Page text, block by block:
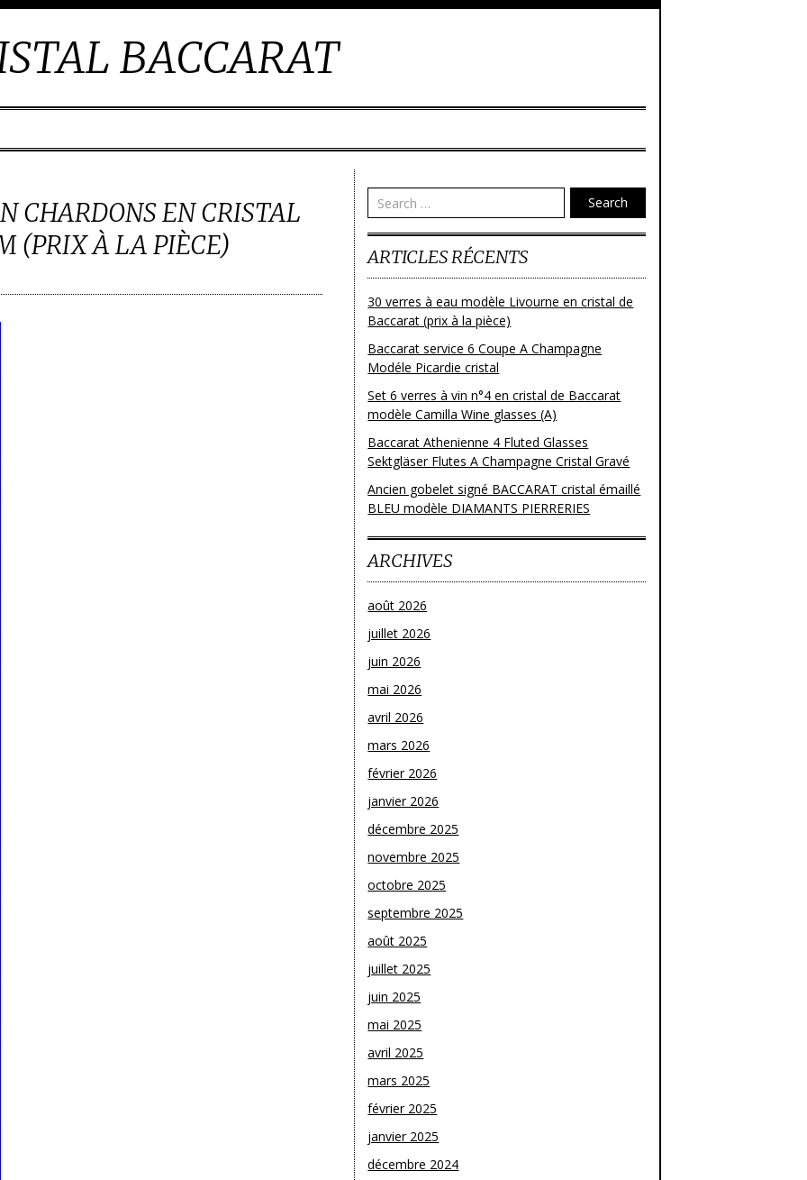
BACCARAT
CHARDONS EN CRISTAL
(PRIX À LA PIÈCE)
Search
ARTICLES RÉCENTS
30 verres à eau modèle Livourne en cristal de
Baccarat (prix à la pièce)
Baccarat service 6 Coupe A Champagne
Modéle Picardie cristal
Set 6 verres à vin n°4 en cristal de Baccarat
modèle Camilla Wine glasses (A)
Baccarat Athenienne 4 Fluted Glasses
Sektgläser Flutes A Champagne Cristal Gravé
Ancien gobelet signé BACCARAT cristal émaillé
BLEU modèle DIAMANTS PIERRERIES
ARCHIVES
août 2026
juillet 2026
juin 2026
mai 2026
avril 2026
mars 2026
février 2026
janvier 2026
décembre 2025
novembre 2025
octobre 2025
septembre 2025
août 2025
juillet 2025
juin 2025
mai 2025
avril 2025
mars 2025
février 2025
janvier 2025
décembre 2024